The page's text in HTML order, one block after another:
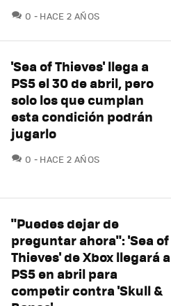
0 COMENTARIOS
HACE 2 AÑOS
'Sea of Thieves' llega a
PS5 el 30 de abril, pero
solo los que cumplan
esta condición podrán
jugarlo
0 COMENTARIOS
HACE 2 AÑOS
"Puedes dejar de
preguntar ahora": 'Sea of
Thieves' de Xbox llegará a
PS5 en abril para
competir contra 'Skull &